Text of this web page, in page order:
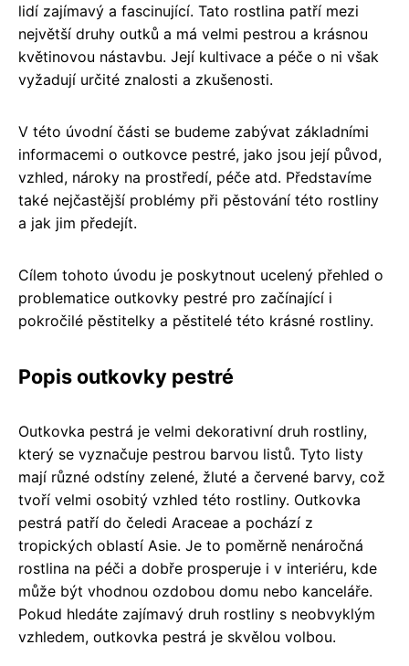
lidí zajímavý a fascinující. Tato rostlina patří mezi
největší druhy outků a má velmi pestrou a krásnou
květinovou nástavbu. Její kultivace a péče o ni však
vyžadují určité znalosti a zkušenosti.
V této úvodní části se budeme zabývat základními
informacemi o outkovce pestré, jako jsou její původ,
vzhled, nároky na prostředí, péče atd. Představíme
také nejčastější problémy při pěstování této rostliny
a jak jim předejít.
Cílem tohoto úvodu je poskytnout ucelený přehled o
problematice outkovky pestré pro začínající i
pokročilé pěstitelky a pěstitelé této krásné rostliny.
Popis outkovky pestré
Outkovka pestrá je velmi dekorativní druh rostliny,
který se vyznačuje pestrou barvou listů. Tyto listy
mají různé odstíny zelené, žluté a červené barvy, což
tvoří velmi osobitý vzhled této rostliny. Outkovka
pestrá patří do čeledi Araceae a pochází z
tropických oblastí Asie. Je to poměrně nenáročná
rostlina na péči a dobře prosperuje i v interiéru, kde
může být vhodnou ozdobou domu nebo kanceláře.
Pokud hledáte zajímavý druh rostliny s neobvyklým
vzhledem, outkovka pestrá je skvělou volbou.